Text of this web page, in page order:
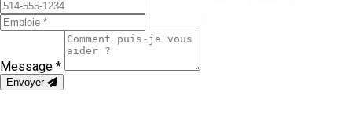
Message *
Envoyer